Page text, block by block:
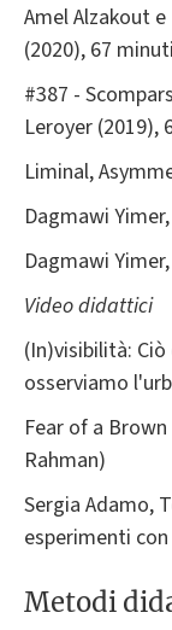
Amel Alzakout
(2020), 67 minuti
#387 -
Leroyer (2019),
Liminal,
Dagmawi
Dagmawi
Video didattici
(In)visibilità:
osserviamo
Fear of a
Rahman)
Sergia Adamo,
esperimenti
Metodi